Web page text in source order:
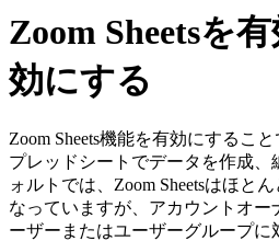
Zoom Sheetsを
効にする
Zoom Sheets機能を有効にするこ
プレッドシートでデータを作成、
ォルトでは、Zoom Sheetsはほと
なっていますが、アカウントオ
ーザーまたはユーザーグループに